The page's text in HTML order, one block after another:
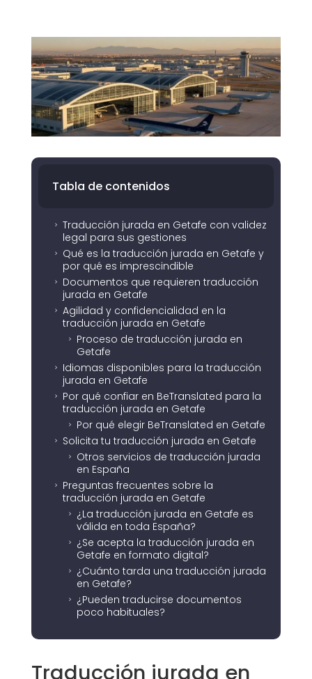
Tabla de contenidos
5
Traducción jurada en Getafe con validez
legal para sus gestiones
5
Qué es la traducción jurada en Getafe y
por qué es imprescindible
5
Documentos que requieren traducción
jurada en Getafe
5
Agilidad y confidencialidad en la
traducción jurada en Getafe
5
Proceso de traducción jurada en
Getafe
5
Idiomas disponibles para la traducción
jurada en Getafe
5
Por qué confiar en BeTranslated para la
traducción jurada en Getafe
5 Por qué elegir BeTranslated en Getafe
5 Solicita tu traducción jurada en Getafe
5
Otros servicios de traducción jurada
en España
5
Preguntas frecuentes sobre la
traducción jurada en Getafe
5
¿La traducción jurada en Getafe es
válida en toda España?
5
¿Se acepta la traducción jurada en
Getafe en formato digital?
5
¿Cuánto tarda una traducción jurada
en Getafe?
5
¿Pueden traducirse documentos
poco habituales?
Traducción jurada en